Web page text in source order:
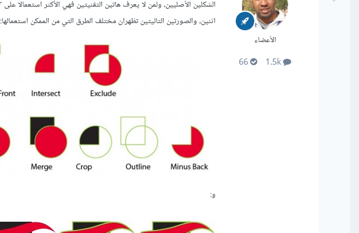
الأعضاء
اثنين، والصورتين التاليتين تظهران مختلف الطرق التي من الممكن استعمالها:
و: